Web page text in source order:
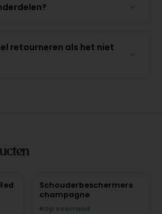
retourneren als het niet
Schouderbeschermers
champagne
Op voorraad